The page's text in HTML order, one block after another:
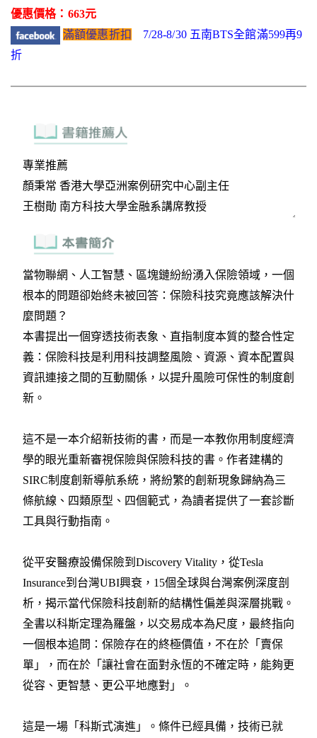
優惠價格：663元
滿額優惠折扣
7/28-8/30 五南BTS全館滿599再9
折